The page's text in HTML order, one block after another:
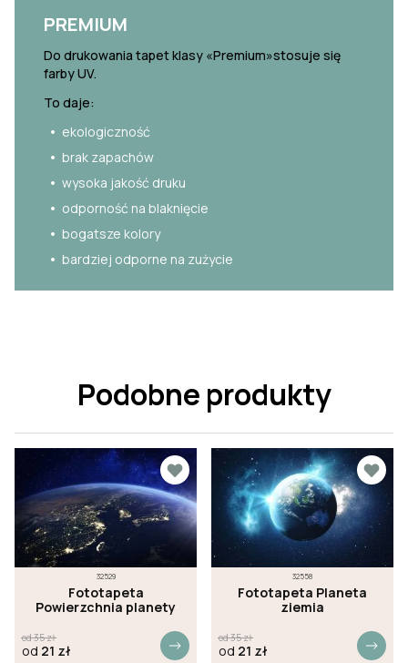
PREMIUM
Do drukowania tapet klasy «Premium»stosuje się
farby UV.
To daje:
ekologiczność
brak zapachów
wysoka jakość druku
odporność na blaknięcie
bogatsze kolory
bardziej odporne na zużycie
Podobne produkty
32529
Fototapeta
Powierzchnia planety
od35zł
od 21 zł
32558
Fototapeta Planeta
ziemia
od35zł
od 21 zł